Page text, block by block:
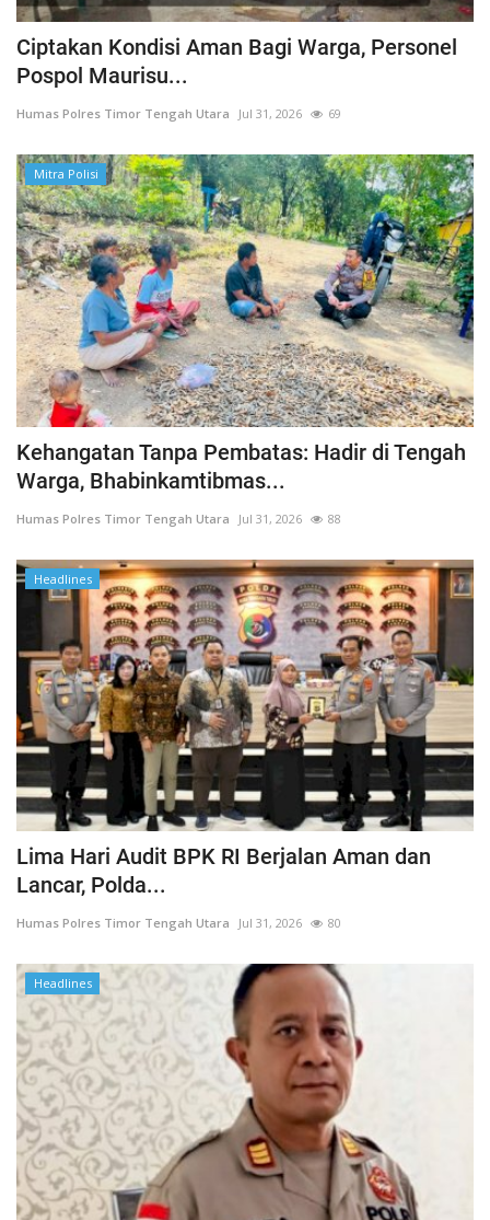
Ciptakan Kondisi Aman Bagi Warga, Personel
Pospol Maurisu...
Humas Polres Timor Tengah Utara Jul 31, 2026 69
Mitra Polisi
Kehangatan Tanpa Pembatas: Hadir di Tengah
Warga, Bhabinkamtibmas...
Humas Polres Timor Tengah Utara Jul 31, 2026 88
Headlines
Lima Hari Audit BPK RI Berjalan Aman dan
Lancar, Polda...
Humas Polres Timor Tengah Utara Jul 31, 2026 80
Headlines